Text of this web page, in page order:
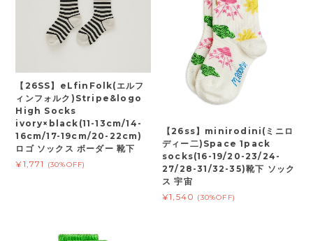
【26SS】eLfinFolk(エルフ
ィンフォルク)Stripe&logo
High Socks
ivory×black(11-13cm/14-
16cm/17-19cm/20-22cm)
ロゴ ソックス ボーダー 靴下
¥1,771
(30%OFF)
【26ss】minirodini(ミニロ
ディー二)Space 1pack
socks(16-19/20-23/24-
27/28-31/32-35)靴下 ソック
ス 宇宙
¥1,540 (30%OFF)